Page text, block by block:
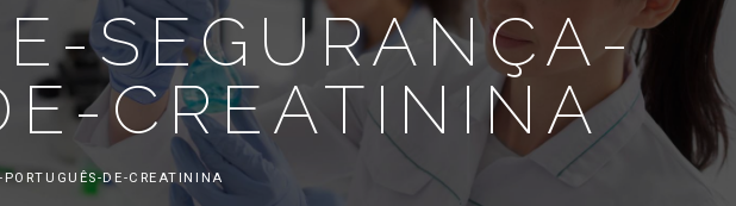
SEGURANÇA-
CREATININA
DE-CREATININA